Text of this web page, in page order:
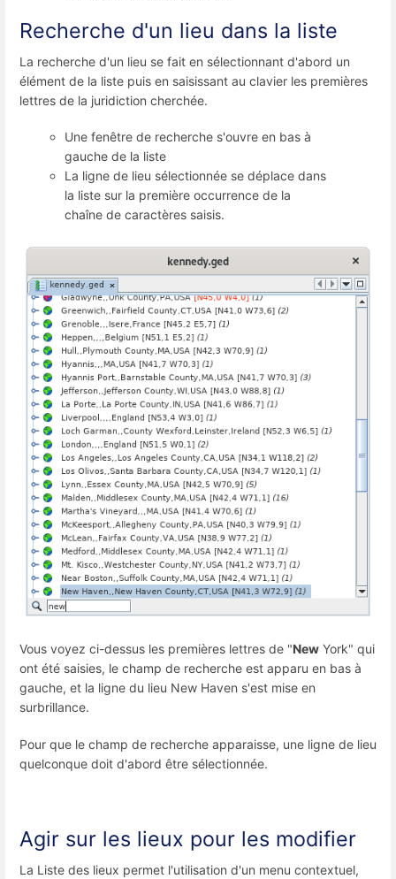
Recherche d'un lieu dans la liste
La recherche d'un lieu se fait en sélectionnant d'abord un
élément de la liste puis en saisissant au clavier les premières
lettres de la juridiction cherchée.
Une fenêtre de recherche s'ouvre en bas à
gauche de la liste
La ligne de lieu sélectionnée se déplace dans
la liste sur la première occurrence de la
chaîne de caractères saisis.
Vous voyez ci-dessus les premières lettres de "New York" qui
ont été saisies, le champ de recherche est apparu en bas à
gauche, et la ligne du lieu New Haven s'est mise en
surbrillance.
Pour que le champ de recherche apparaisse, une ligne de lieu
quelconque doit d'abord être sélectionnée.
Agir sur les lieux pour les modifier
La Liste des lieux permet l'utilisation d'un menu contextuel,